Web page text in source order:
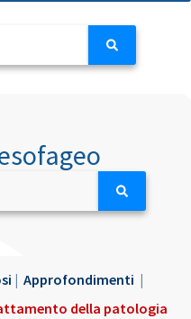
| Approfondimenti |
della patologia